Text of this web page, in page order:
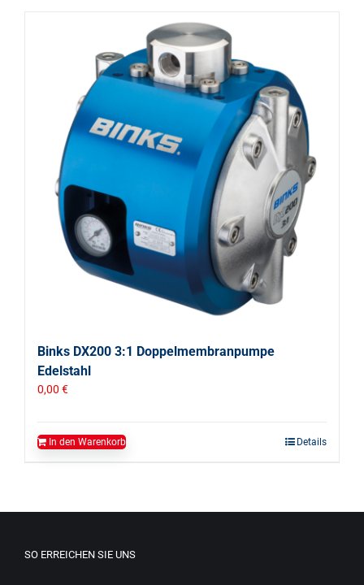
Binks DX200 3:1 Doppelmembranpumpe
Edelstahl
0,00 €
In den Warenkorb Details
SO ERREICHEN SIE UNS